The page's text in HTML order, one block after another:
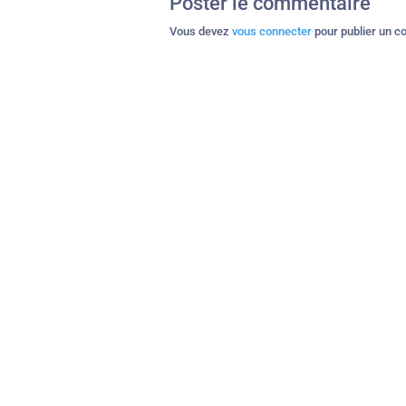
Vous devez vous connecter pour publier un